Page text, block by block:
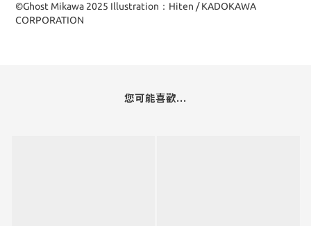
©Ghost Mikawa 2025 Illustration：Hiten / KADOKAWA
CORPORATION
您可能喜歡...